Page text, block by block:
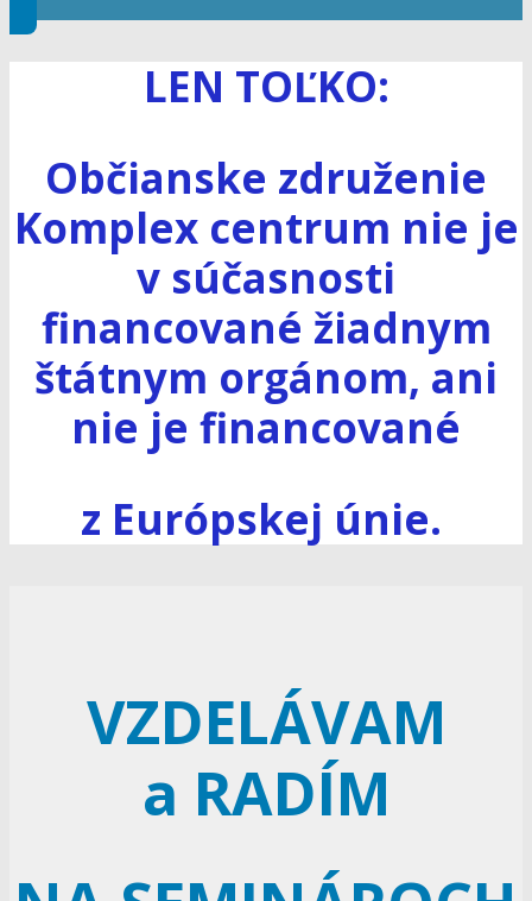
LEN TOĽKO:
Občianske združenie
Komplex centrum nie je
v súčasnosti
financované žiadnym
štátnym orgánom, ani
nie je financované
z Európskej únie.
VZDELÁVAM
a RADÍM